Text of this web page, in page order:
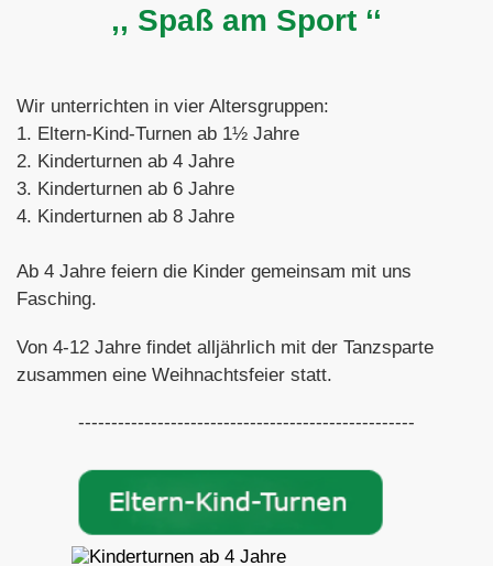
,, Spaß am Sport ‘‘
Wir unterrichten in vier Altersgruppen:
1. Eltern-Kind-Turnen ab 1½ Jahre
2. Kinderturnen ab 4 Jahre
3. Kinderturnen ab 6 Jahre
4. Kinderturnen ab 8 Jahre
Ab 4 Jahre feiern die Kinder gemeinsam mit uns
Fasching.
Von 4-12 Jahre findet alljährlich mit der Tanzsparte
zusammen eine Weihnachtsfeier statt.
---------------------------------------------------